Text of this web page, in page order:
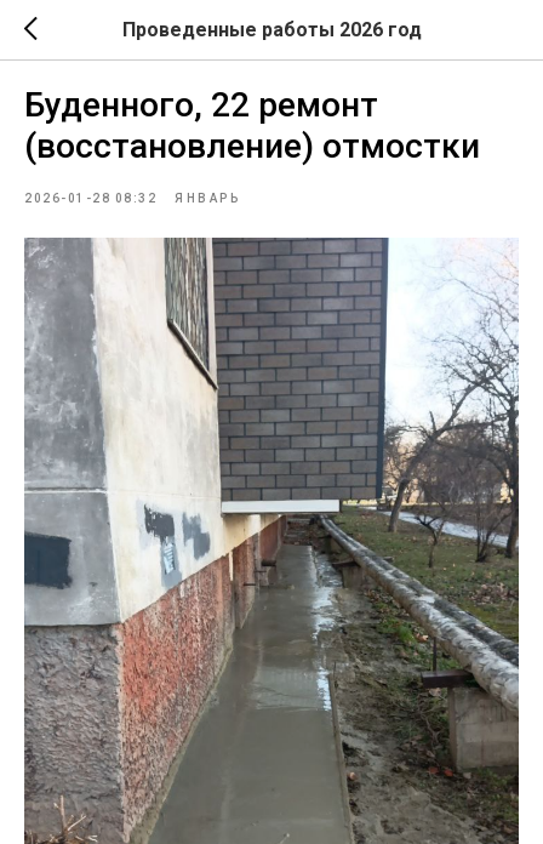
Проведенные работы 2026 год
Буденного, 22 ремонт
(восстановление) отмостки
2026-01-28 08:32 ЯНВАРЬ